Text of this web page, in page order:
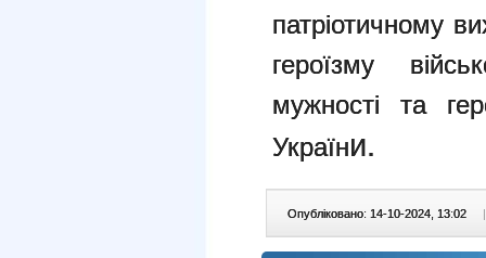
патріотичному
героїзму
мужності та
України.
Опубліковано: 14-10-2024, 13:02 |